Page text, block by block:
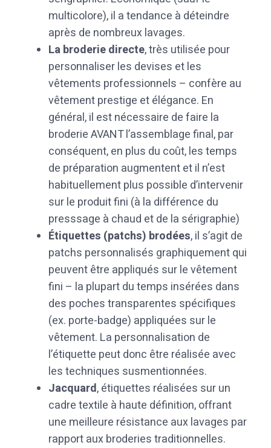
multicolore), il a tendance à déteindre
après de nombreux lavages.
La broderie directe, très utilisée pour
personnaliser les devises et les
vêtements professionnels – confère au
vêtement prestige et élégance. En
général, il est nécessaire de faire la
broderie AVANT l’assemblage final, par
conséquent, en plus du coût, les temps
de préparation augmentent et il n’est
habituellement plus possible d’intervenir
sur le produit fini (à la différence du
presssage à chaud et de la sérigraphie)
Étiquettes (patchs) brodées, il s’agit de
patchs personnalisés graphiquement qui
peuvent être appliqués sur le vêtement
fini – la plupart du temps insérées dans
des poches transparentes spécifiques
(ex. porte-badge) appliquées sur le
vêtement. La personnalisation de
l’étiquette peut donc être réalisée avec
les techniques susmentionnées.
Jacquard, étiquettes réalisées sur un
cadre textile à haute définition, offrant
une meilleure résistance aux lavages par
rapport aux broderies traditionnelles.